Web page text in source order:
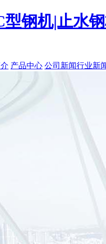
型钢机|止水
产品中心 公司新闻行业新